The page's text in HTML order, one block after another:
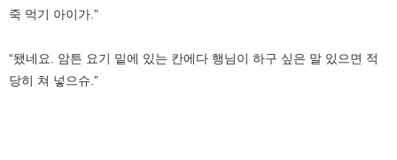
죽 먹기 아이가.”
“됐네요. 암튼 요기 밑에 있는 칸에다 행님이 하구 싶은 말 있으면 적
당히 쳐 넣으슈.”